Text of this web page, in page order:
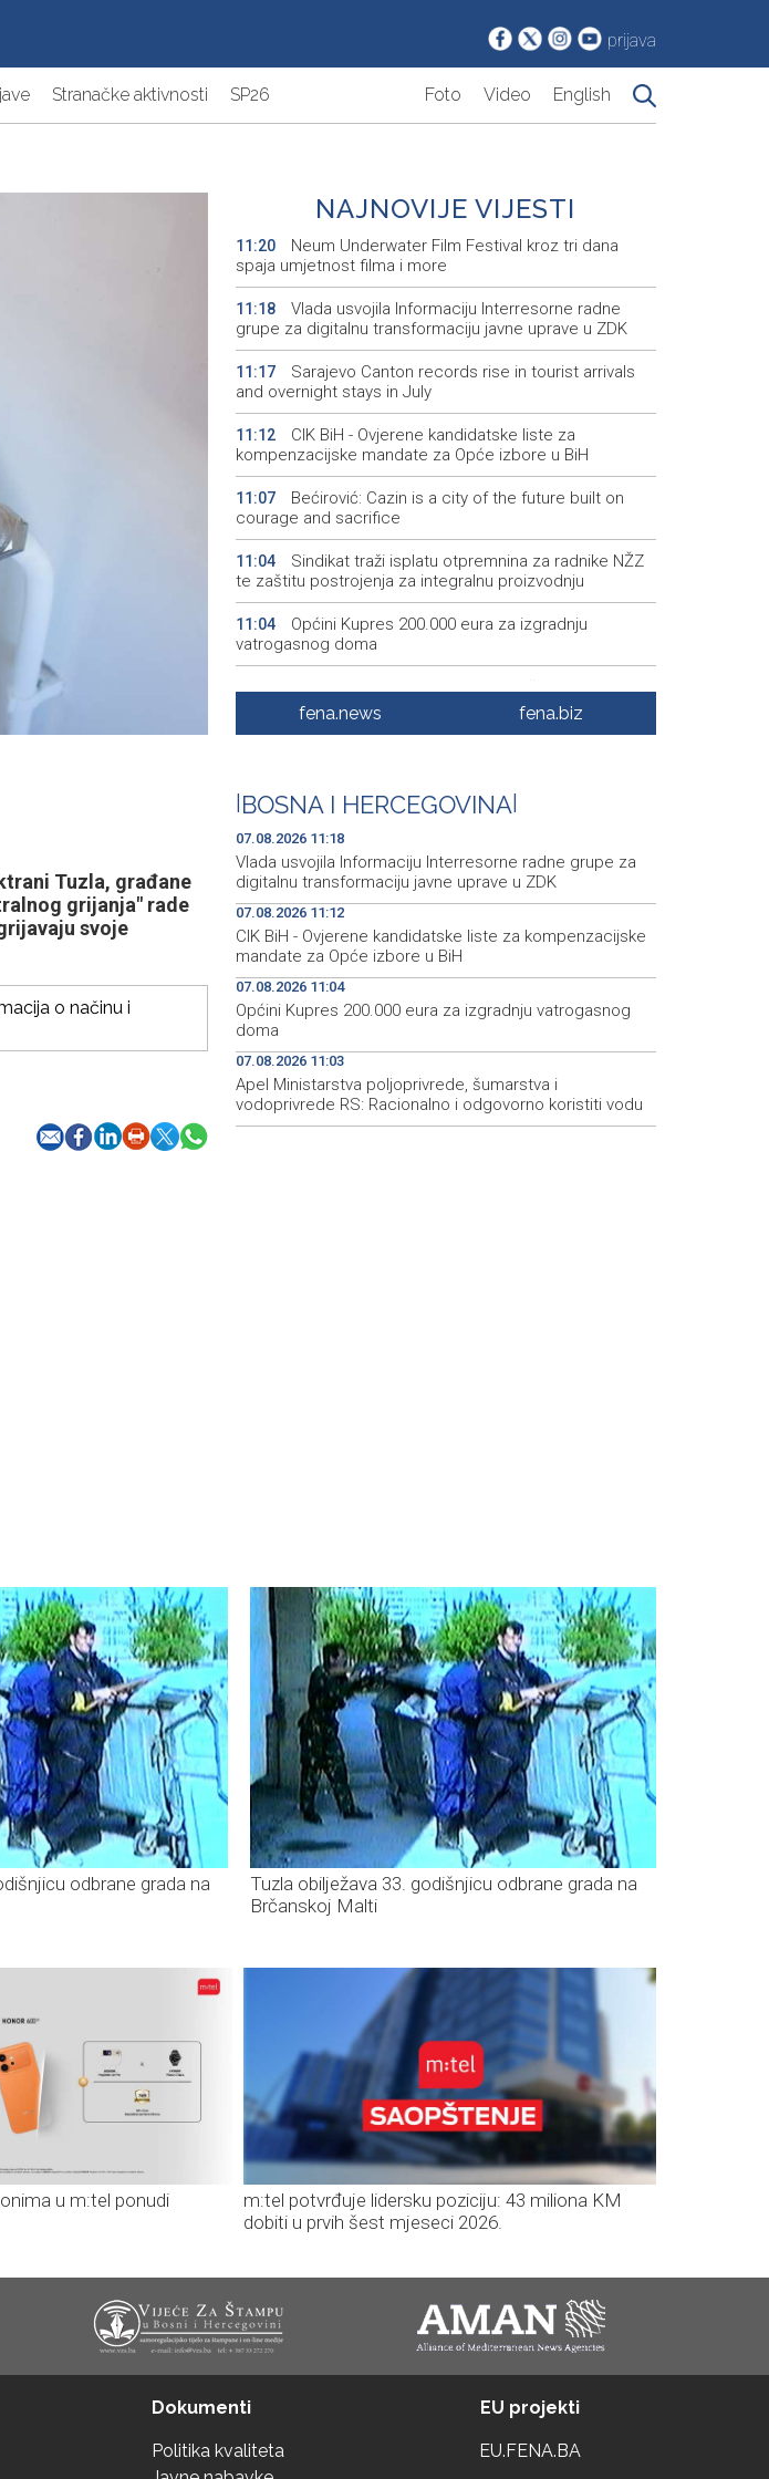
prijava
Stranačke aktivnosti SP26 Foto Video English
Tuzla, građane
grijanja" rade
svoje
o načinu i
NAJNOVIJE VIJESTI
11:20
Neum Underwater Film Festival kroz tri dana
spaja umjetnost filma i more
11:18
Vlada usvojila Informaciju Interresorne radne
grupe za digitalnu transformaciju javne uprave u ZDK
11:17
Sarajevo Canton records rise in tourist arrivals
and overnight stays in July
11:12
CIK BiH - Ovjerene kandidatske liste za
kompenzacijske mandate za Opće izbore u BiH
11:07
Bećirović: Cazin is a city of the future built on
courage and sacrifice
11:04
Sindikat traži isplatu otpremnina za radnike NŽZ
te zaštitu postrojenja za integralnu proizvodnju
11:04
Općini Kupres 200.000 eura za izgradnju
vatrogasnog doma
Apel Ministarstva poljoprivrede, šumarstva i
vodoprivrede RS: Racionalno i odgovorno koristiti vodu
10:59
Nagradna igra 'Naj fotka 32. Sarajevo Film
Festivala'
fena.news fena.biz
BOSNA I HERCEGOVINA
07.08.2026 11:18
Vlada usvojila Informaciju Interresorne radne grupe za
digitalnu transformaciju javne uprave u ZDK
07.08.2026 11:12
CIK BiH - Ovjerene kandidatske liste za kompenzacijske
mandate za Opće izbore u BiH
07.08.2026 11:04
Općini Kupres 200.000 eura za izgradnju vatrogasnog
doma
07.08.2026 11:03
Apel Ministarstva poljoprivrede, šumarstva i
vodoprivrede RS: Racionalno i odgovorno koristiti vodu
odbrane grada na
Tuzla obilježava 33. godišnjicu odbrane grada na
Brčanskoj Malti
u m:tel ponudi
m:tel potvrđuje lidersku poziciju: 43 miliona KM
dobiti u prvih šest mjeseci 2026.
Dokumenti
Politika kvaliteta
EU projekti
EU.FENA.BA